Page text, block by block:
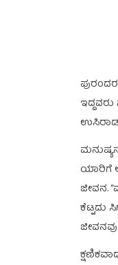
ಯಾರಿಗೆ
ಜೀವನ.
ಕೆಟ್ಟದು